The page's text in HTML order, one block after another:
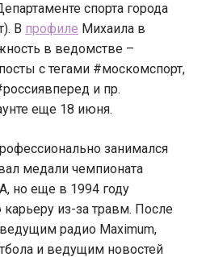
спорта города
В профиле Михаила в
в ведомстве –
с тегами #москомспорт,
и пр.
еще 18 июня.
занимался
медали чемпионата
но еще в 1994 году
из-за травм. После
радио Maximum,
и ведущим новостей